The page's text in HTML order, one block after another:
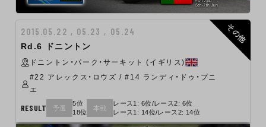
2015.05.22 , 05.23 , 05.24
Rd.6 ドニントン
ドニントン・パーク・サーキット (イギリス)
#22 アレックス・ロウズ / #14 ランディ・ドゥ・プニ
エ
RESULT 予選
5位
18位
本戦
レース1: 6位/レース2: 6位
レース1: 14位/レース2: 14位
その他